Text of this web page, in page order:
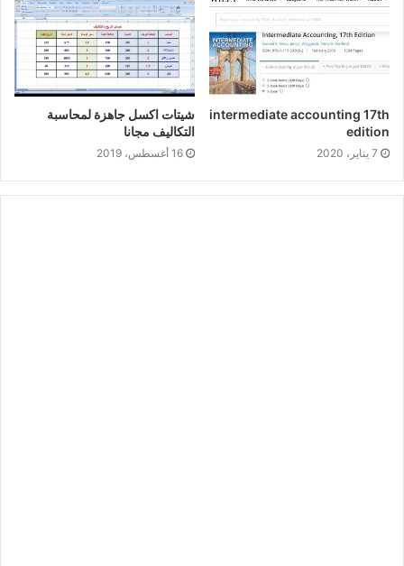
intermediate accounting 17th
edition
7 يناير، 2020
شيتات اكسل جاهزة لمحاسبة
التكاليف مجانا
16 أغسطس، 2019